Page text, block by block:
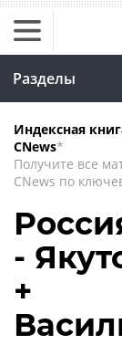
Разделы
Индексная
CNews*
Получите все
CNews по
-
+